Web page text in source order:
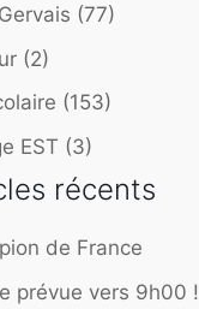
(77)
(2)
(153)
EST (3)
récents
de France
prévue vers 9h00 !